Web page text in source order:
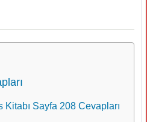
Kitabı Sayfa 208 Cevapları